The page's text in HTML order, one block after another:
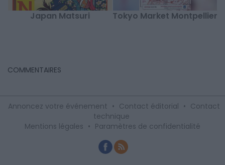
Japan Matsuri Tokyo Market Montpellier
COMMENTAIRES
Annoncez votre événement • Contact éditorial • Contact
technique
Mentions légales • Paramètres de confidentialité